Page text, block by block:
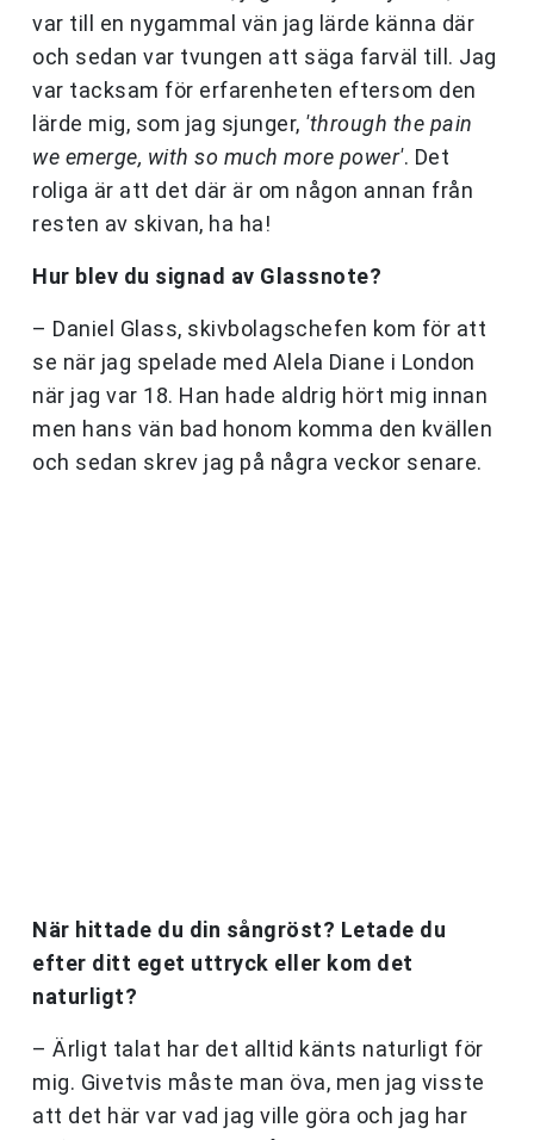
var till en nygammal vän jag lärde känna där
och sedan var tvungen att säga farväl till. Jag
var tacksam för erfarenheten eftersom den
lärde mig, som jag sjunger, 'through the pain
we emerge, with so much more power'. Det
roliga är att det där är om någon annan från
resten av skivan, ha ha!
Hur blev du signad av Glassnote?
– Daniel Glass, skivbolagschefen kom för att
se när jag spelade med Alela Diane i London
när jag var 18. Han hade aldrig hört mig innan
men hans vän bad honom komma den kvällen
och sedan skrev jag på några veckor senare.
När hittade du din sångröst? Letade du
efter ditt eget uttryck eller kom det
naturligt?
– Ärligt talat har det alltid känts naturligt för
mig. Givetvis måste man öva, men jag visste
att det här var vad jag ville göra och jag har